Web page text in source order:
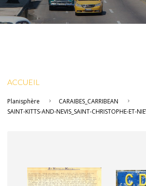
ACCUEIL
Planisphère
CARAIBES_CARRIBEAN
SAINT-KITTS-AND-NEVIS_SAINT-CHRISTOPHE-ET-